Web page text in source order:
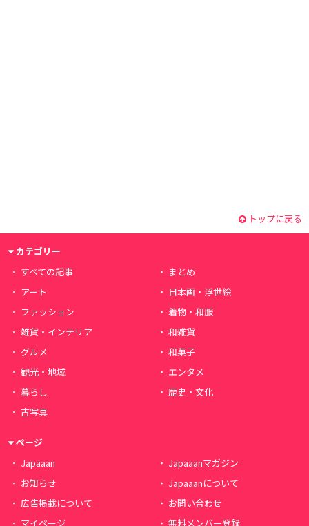
トップに戻る
カテゴリー
すべての記事
まとめ
アート
日本画・浮世絵
ファッション
着物・和服
雑貨・インテリア
和雑貨
グルメ
和菓子
観光・地域
エンタメ
暮らし
歴史・文化
古写真
ページ
Japaaan
Japaaanマガジン
お知らせ
Japaaanについて
広告掲載について
お問い合わせ
マイページ
無料メンバー登録